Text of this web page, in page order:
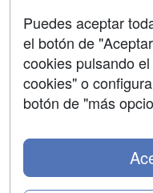
Copyleft
Puedes aceptar
el botón de
cookies pulsando
cookies" o
botón de "más